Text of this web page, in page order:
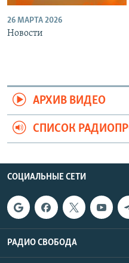
26 МАРТА 2026
Новости
АРХИВ ВИДЕО
СПИСОК
СОЦИАЛЬНЫЕ СЕТИ
РАДИО СВОБОДА